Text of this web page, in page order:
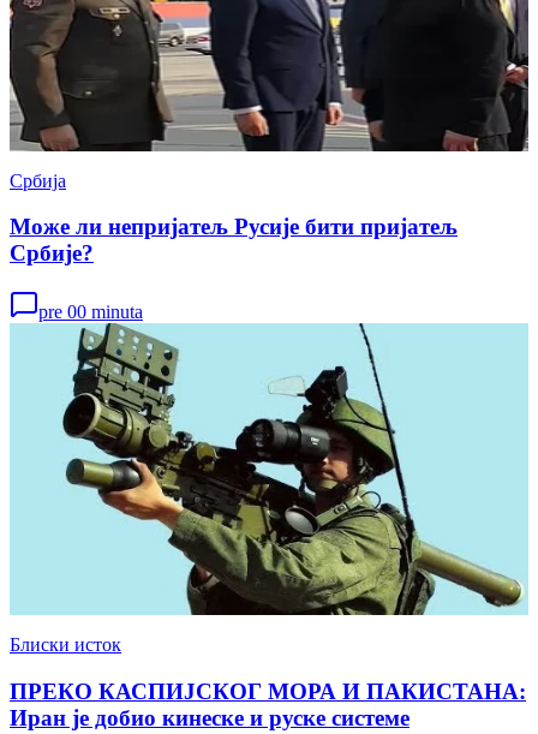
Србија
Може ли непријатељ Русије бити пријатељ
Србије?
pre 00 minuta
Блиски исток
ПРЕКО КАСПИЈСКОГ МОРА И ПАКИСТАНА:
Иран је добио кинеске и руске системе